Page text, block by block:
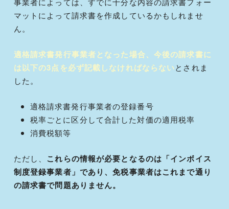
マットによって請求書を作成しているかもしれませ
ん。
適格請求書発行事業者となった場合、今後の請求書に
は以下の3点を必ず記載しなければならないとされま
した。
適格請求書発行事業者の登録番号
税率ごとに区分して合計した対価の適用税率
消費税額等
ただし、 これらの情報が必要となるのは「インボイス
制度登録事業者」であり、免税事業者はこれまで通り
の請求書で問題ありません。